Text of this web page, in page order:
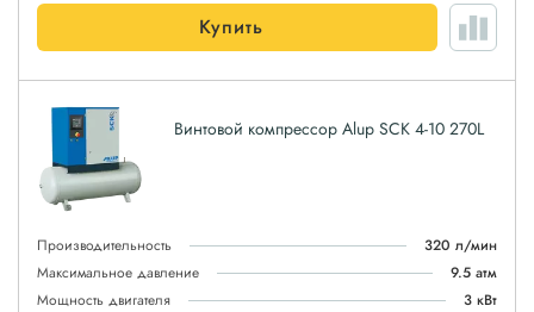
Купить
Винтовой компрессор Alup SCK 4-10 270L
Производительность
320 л/мин
Максимальное давление
9.5 атм
Мощность двигателя
3 кВт